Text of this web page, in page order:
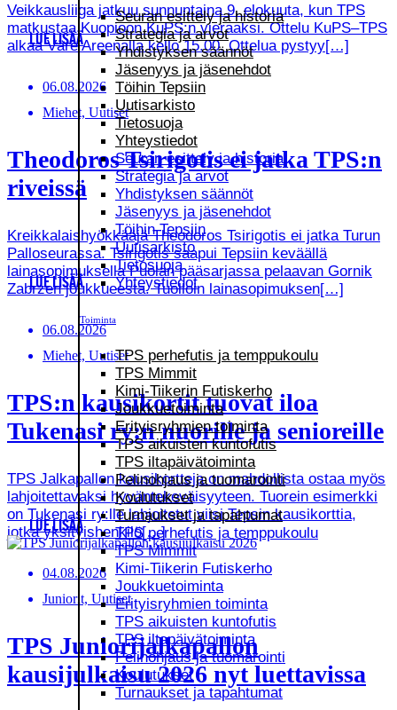
Seuran esittely ja historia
Strategia ja arvot
Yhdistyksen säännöt
Jäsenyys ja jäsenehdot
Töihin Tepsiin
Uutisarkisto
Tietosuoja
Yhteystiedot
Seuran esittely ja historia
Strategia ja arvot
Yhdistyksen säännöt
Jäsenyys ja jäsenehdot
Töihin Tepsiin
Uutisarkisto
Tietosuoja
Yhteystiedot
Toiminta
TPS perhefutis ja temppukoulu
TPS Mimmit
Kimi-Tiikerin Futiskerho
Joukkuetoiminta
Erityisryhmien toiminta
TPS aikuisten kuntofutis
TPS iltapäivätoiminta
Pelinohjaus ja tuomarointi
Koulutukset
Turnaukset ja tapahtumat
TPS perhefutis ja temppukoulu
TPS Mimmit
Kimi-Tiikerin Futiskerho
Joukkuetoiminta
Erityisryhmien toiminta
TPS aikuisten kuntofutis
TPS iltapäivätoiminta
Pelinohjaus ja tuomarointi
Koulutukset
Turnaukset ja tapahtumat
Veikkausliiga jatkuu sunnuntaina 9. elokuuta, kun TPS
matkustaa Kuopioon KuPS:n vieraaksi. Ottelu KuPS–TPS
alkaa Väre Areenalla kello 15.00. Ottelua pystyy[…]
LUE LISÄÄ
06.08.2026
Miehet, Uutiset
Theodoros Tsirigotis ei jatka TPS:n
riveissä
Kreikkalaishyökkääjä Theodoros Tsirigotis ei jatka Turun
Palloseurassa. Tsirigotis saapui Tepsiin keväällä
lainasopimuksella Puolan pääsarjassa pelaavan Gornik
Zabrzen joukkueesta. Tuolloin lainasopimuksen[…]
LUE LISÄÄ
06.08.2026
Miehet, Uutiset
TPS:n kausikortit tuovat iloa
Tukenasi ry:n nuorille ja senioreille
TPS Jalkapallon kausikortteja on mahdollista ostaa myös
lahjoitettavaksi hyväntekeväisyyteen. Tuorein esimerkki
on Tukenasi ry:lle lahjoitetut viisi Tepsin kausikorttia,
jotka yksityishenkilö[…]
LUE LISÄÄ
04.08.2026
Juniorit, Uutiset
TPS Juniorijalkapallon
kausijulkaisu 2026 nyt luettavissa